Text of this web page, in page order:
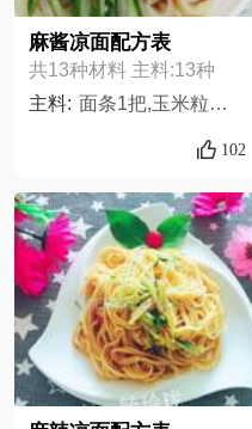
麻酱凉面配方表
共13种材料 主料:13种
主料: 面条1把,玉米粒适量,红萝卜半条,元本山海苔适量,蒜头4瓣,细砂糖1.,醋2大匙,芝麻酱4大匙,酱油2大匙,热水4大匙,小黄瓜1条,花椒辣油1大匙,麻酱汁~
102